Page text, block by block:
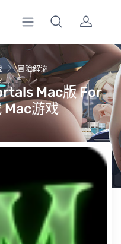
冒险解谜
Mac版 For
Mac游戏